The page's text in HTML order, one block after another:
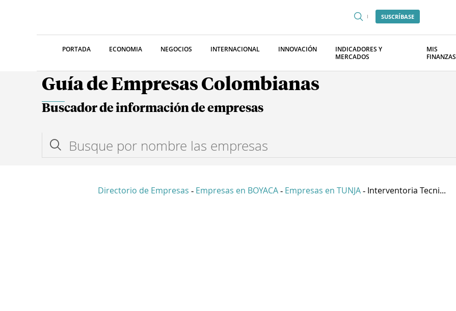
SUSCRÍBASE
PORTADA ECONOMIA NEGOCIOS INTERNACIONAL INNOVACIÓN
INDICADORES Y
MERCADOS
MIS
FINANZAS
Guía de Empresas Colombianas
Buscador de información de empresas
Directorio de Empresas - Empresas en BOYACA - Empresas en TUNJA - Interventoria Tecni...